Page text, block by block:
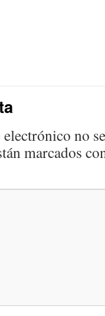
no
marcados